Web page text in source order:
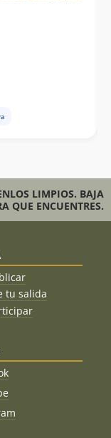
LIMPIOS. BAJA
QUE ENCUENTRES.
tu salida